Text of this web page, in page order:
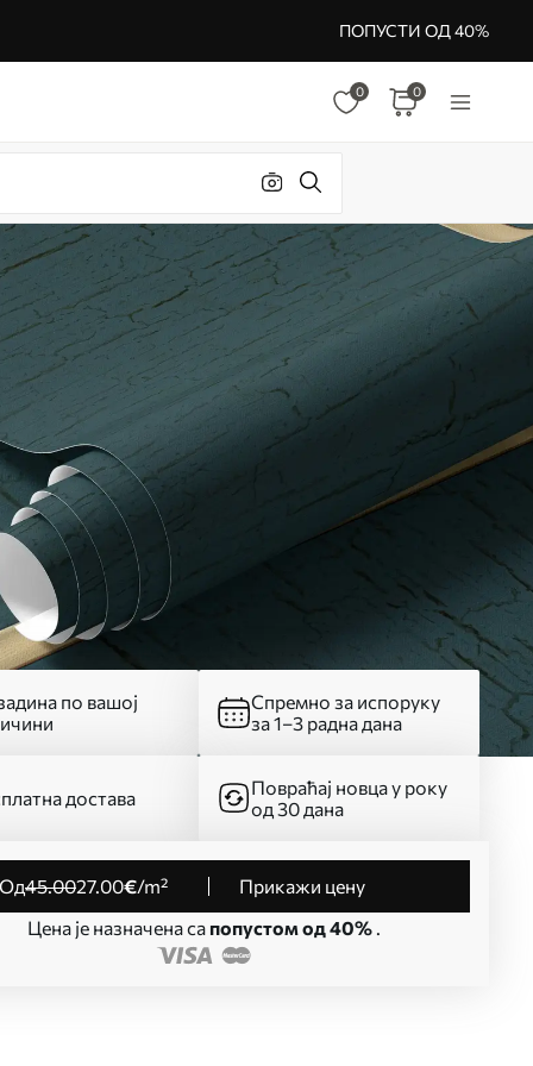
ПОПУСТИ ОД 40%
0 0
по вашој
Спремно за испоруку
за 1–3 радна дана
достава
Повраћај новца у року
од 30 дана
од45.0027.00€/m²
Прикажи цену
Цена је назначена са попустом од 40%.